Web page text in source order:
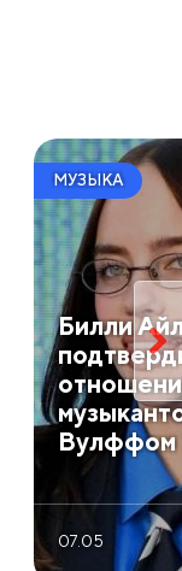
МУЗЫКА
Билли
Вулффом
07.05